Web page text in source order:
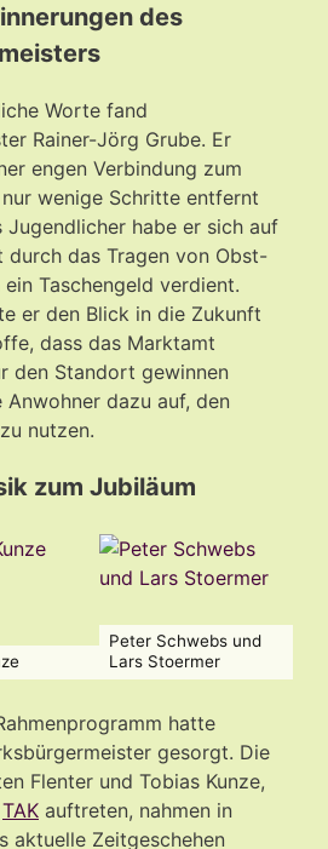
des
Worte fand
Rainer-Jörg Grube. Er
engen Verbindung zum
wenige Schritte entfernt
Jugendlicher habe er sich auf
durch das Tragen von Obst-
Taschengeld verdient.
er den Blick in die Zukunft
dass das Marktamt
den Standort gewinnen
dazu auf, den
nutzen.
zum Jubiläum
Peter Schwebs und
Lars Stoermer
hatte
gesorgt. Die
Flenter und Tobias Kunze,
TAK auftreten, nahmen in
aktuelle Zeitgeschehen